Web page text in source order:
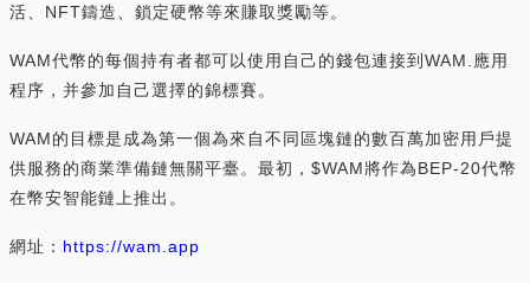
活、NFT鑄造、鎖定硬幣等來賺取獎勵等。
WAM代幣的每個持有者都可以使用自己的錢包連接到WAM.應用
程序，并參加自己選擇的錦標賽。
WAM的目標是成為第一個為來自不同區塊鏈的數百萬加密用戶提
供服務的商業準備鏈無關平臺。最初，$WAM將作為BEP-20代幣
在幣安智能鏈上推出。
網址： https://wam.app